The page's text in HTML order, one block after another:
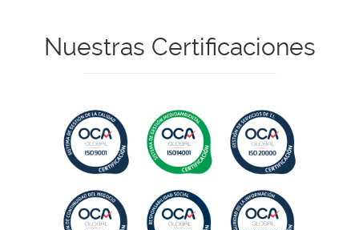
Nuestras Certificaciones